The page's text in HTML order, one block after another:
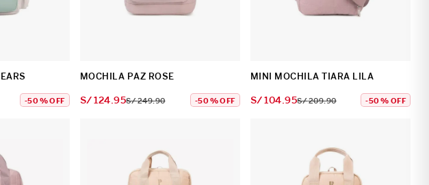
-50 %OFF
MOCHILA PAZ ROSE
S/124 95S/249.90 -50 %OFF
MINI MOCHILA TIARA LILA
S/104 .95S/209.90 -50 % OFF